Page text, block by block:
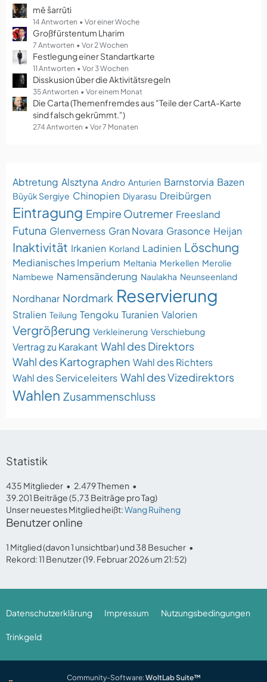
mē šarrūti
14 Antworten Vor einer Woche
Großfürstentum Lharim
7 Antworten Vor 2 Wochen
Festlegung einer Standartkarte
11 Antworten Vor 3 Wochen
Disskusion über die Aktivitätsregeln
35 Antworten Vor einem Monat
Die Carta (Themenfremdes aus "Teile der CartA-Karte
sind falsch gekrümmt.")
274 Antworten Vor 7 Monaten
Abtretung Alsztyna Andro Anturien Barnstorvia Bazen
Büyük Sergiye Chinopien Diyarasu Dreibürgen
Eintragung Empire Outremer Freesland
Futuna Glenverness Gran Novara Grasonce Heijan
Inaktivität Irkanien Korland Ladinien Löschung
Medianisches Imperium Meltania Merkellen Merolie
Nambewe Namensänderung Naulakha Neunseenland
Nordhanar Nordmark Reservierung
Stralien Teilung Tengoku Turanien Valorien
Vergrößerung Verkleinerung Verschiebung
Vertrag zu Karakant Wahl des Direktors
Wahl des Kartographen Wahl des Richters
Wahl des Serviceleiters Wahl des Vizedirektors
Wahlen Zusammenschluss
Statistik
435 Mitglieder
2.479 Themen
39.201 Beiträge (5,73 Beiträge pro Tag)
Unser neuestes Mitglied heißt:Wang Ruiheng
Benutzer online
1 Mitglied (davon 1 unsichtbar) und 38 Besucher
Rekord: 11 Benutzer (19. Februar 2026 um 21:52)
Datenschutzerklärung Impressum Nutzungsbedingungen
Trinkgeld
Community-Software:WoltLab Suite™